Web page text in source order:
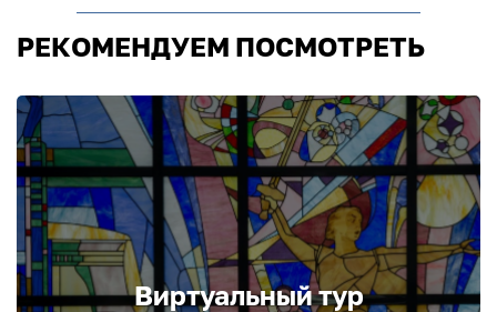
РЕКОМЕНДУЕМ ПОСМОТРЕТЬ
Виртуальный тур